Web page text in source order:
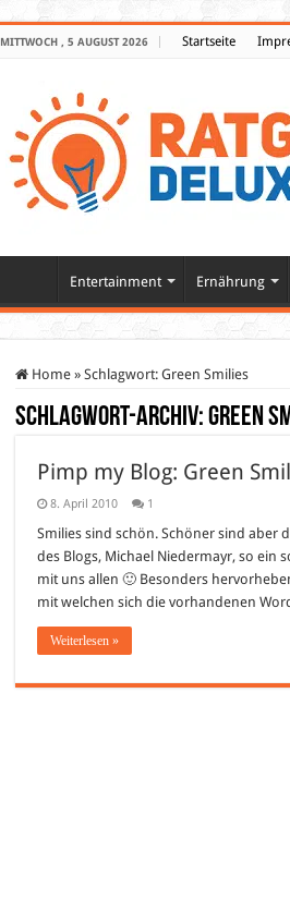
MITTWOCH , 5 AUGUST 2026 Startseite
Entertainment Ernährung
Home » Schlagwort: Green Smilies
Schlagwort-Archiv:Green
Pimp my Blog: Green
8. April 2010 1
Smilies sind schön. Schöner sind aber
des Blogs, Michael Niedermayr, so ein
mit uns allen 🙂 Besonders
mit welchen sich die vorhandenen
Weiterlesen »